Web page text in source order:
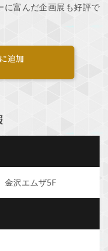
に富んだ企画展も好評で
追加
沢エムザ5F